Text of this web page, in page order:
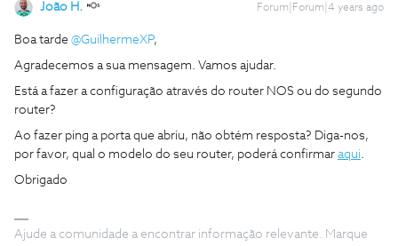
João H. Forum|Forum|4 years ago
Boa tarde @GuilhermeXP,
Agradecemos a sua mensagem. Vamos ajudar.
Está a fazer a configuração através do router NOS ou do segundo
router?
Ao fazer ping a porta que abriu, não obtém resposta? Diga-nos,
por favor, qual o modelo do seu router, poderá confirmar aqui.
Obrigado
Ajude a comunidade a encontrar informação relevante. Marque